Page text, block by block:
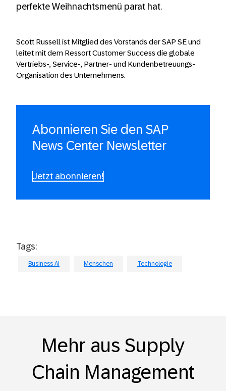
perfekte Weihnachtsmenü parat hat.
Scott Russell ist Mitglied des Vorstands der SAP SE und
leitet mit dem Ressort Customer Success die globale
Vertriebs-, Service-, Partner- und Kundenbetreuungs-
Organisation des Unternehmens.
Abonnieren Sie den SAP
News Center Newsletter
Jetzt abonnieren!
Tags:
Business AI Menschen Technologie
Mehr aus Supply
Chain Management